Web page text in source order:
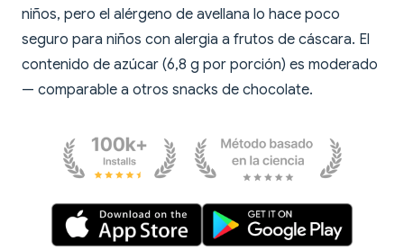
niños, pero el alérgeno de avellana lo hace poco
seguro para niños con alergia a frutos de cáscara. El
contenido de azúcar (6,8 g por porción) es moderado
— comparable a otros snacks de chocolate.